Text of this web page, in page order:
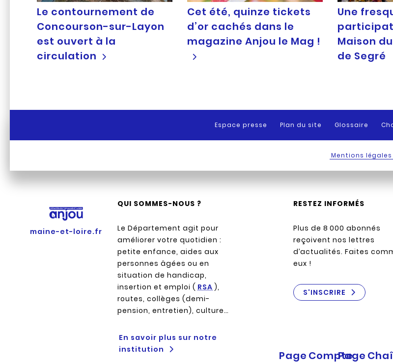
Le contournement de
Concourson-sur-Layon
est ouvert à la
circulation
Cet été, quinze tickets
d’or cachés dans le
magazine Anjou le Mag !
Une
Maison
de Segré
Espace presse Plan du site Glossaire
Mentions légales
maine-et-loire.fr
QUI SOMMES-NOUS ?
Le Département agit pour
améliorer votre quotidien :
petite enfance, aides aux
personnes âgées ou en
situation de handicap,
insertion et emploi ( RSA ),
routes, collèges (demi-
pension, entretien), culture…
En savoir plus sur notre
institution
RESTEZ INFORMÉS
Plus de 8 000 abonnés
reçoivent nos lettres
d’actualités. Faites
eux !
S'INSCRIRE
Page Compte
Page